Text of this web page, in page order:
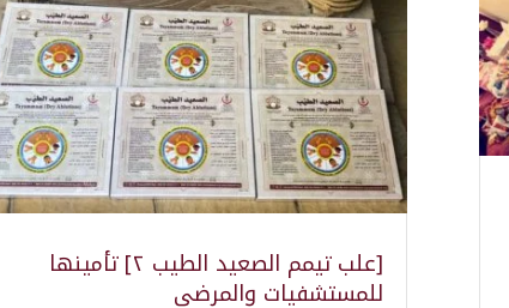
[علب تيمم الصعيد الطيب ٢] تأمينها
للمستشفيات والمرضى